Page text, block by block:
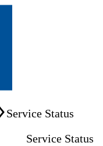
Service Status
Service Status